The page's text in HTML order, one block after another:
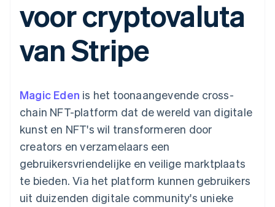
dan 125
Terminal
Authorization
Boost
Link
Versneld afrekenen
Financial
Connections
rekeningen
Gegevenssynchronisatie
Meer
Marktplaatsen
Geldbeheer
Platforms
SaaS
Per branche
AI-bedrijven
Creator economy
Horeca, reizen en vrije
tijd
Verzekering
Media en entertainment
Facturatie naar gebruik
bieden
Betaalkaarten uitgeven
die door stablecoins
worden gedekt
Bronnen
App-integraties
Voorbeelden van code
Developerblog
API-status
Productroadmap
Jaarlijks congres
Sessions
Vacatures
Contact
Neem contact op
Partner worden
voor cryptovaluta
van Stripe
Magic Eden is het toonaangevende cross-
chain NFT-platform dat de wereld van digitale
kunst en NFT's wil transformeren door
creators en verzamelaars een
gebruikersvriendelijke en veilige marktplaats
te bieden. Via het platform kunnen gebruikers
uit duizenden digitale community's unieke